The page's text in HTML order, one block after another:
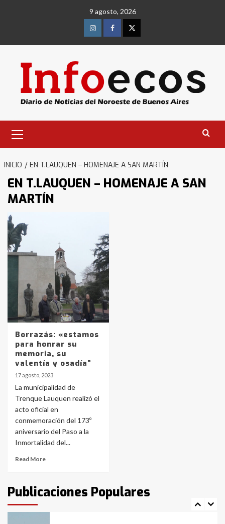
9 agosto, 2026
InstagramFacebookTwitter
primario
INICIO EN T.LAUQUEN – HOMENAJE A SAN MARTÍN
EN T.LAUQUEN – HOMENAJE A SAN
MARTÍN
Borrazás: «estamos
para honrar su
memoria, su
valentía y osadía”
17 agosto, 2023
La municipalidad de
Trenque Lauquen realizó el
acto oficial en
conmemoración del 173º
aniversario del Paso a la
Inmortalidad del...
Read More
Publicaciones Populares
Identidad de los adolescentes
pampeanos que fueron
protagonistas del fatal accidente
en la mañana del lunes
4
Accidente en Ruta 5: falleció un
joven de Trenque Lauquen
5
Los precios de los combustibles en
6
La Bolsa de Cereales de Bahía
Blanca anticipa que Agosto vendrá
con lluvias y heladas, en gran parte
de la provincia
fueron detenidos por
comercialización de drogas en la
tarde del sábado